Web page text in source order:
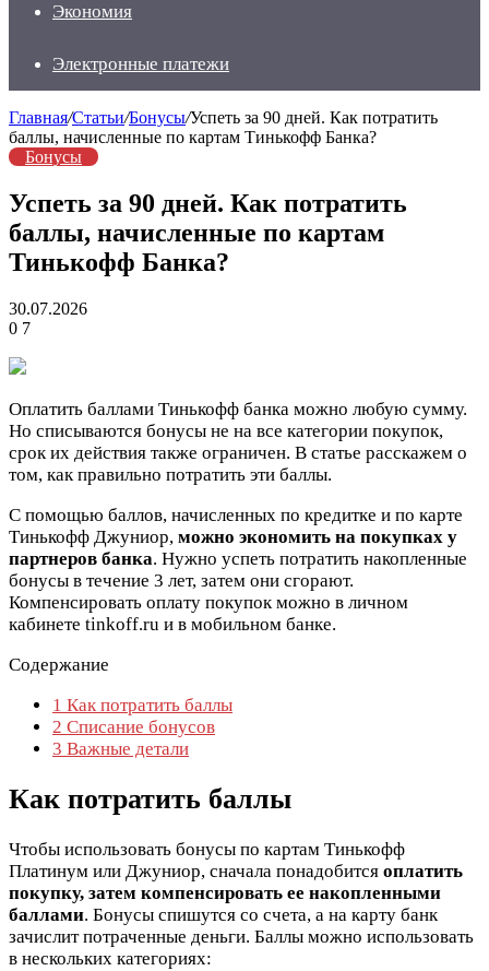
Экономия
Электронные платежи
Главная/Статьи/Бонусы/Успеть за 90 дней. Как потратить
баллы, начисленные по картам Тинькофф Банка?
Бонусы
Успеть за 90 дней. Как потратить
баллы, начисленные по картам
Тинькофф Банка?
30.07.2026
0 7
Оплатить баллами Тинькофф банка можно любую сумму.
Но списываются бонусы не на все категории покупок,
срок их действия также ограничен. В статье расскажем о
том, как правильно потратить эти баллы.
С помощью баллов, начисленных по кредитке и по карте
Тинькофф Джуниор, можно экономить на покупках у
партнеров банка. Нужно успеть потратить накопленные
бонусы в течение 3 лет, затем они сгорают.
Компенсировать оплату покупок можно в личном
кабинете tinkoff.ru и в мобильном банке.
Содержание
1 Как потратить баллы
2 Списание бонусов
3 Важные детали
Как потратить баллы
Чтобы использовать бонусы по картам Тинькофф
Платинум или Джуниор, сначала понадобится оплатить
покупку, затем компенсировать ее накопленными
баллами. Бонусы спишутся со счета, а на карту банк
зачислит потраченные деньги. Баллы можно использовать
в нескольких категориях: